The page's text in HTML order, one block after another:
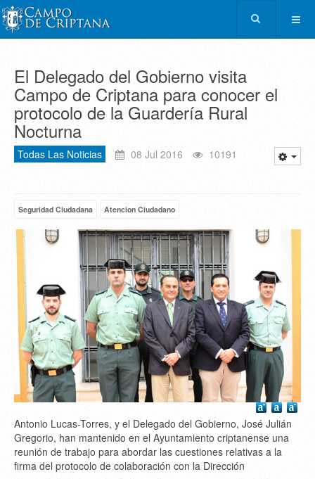
El Delegado del Gobierno visita
Campo de Criptana para conocer el
protocolo de la Guardería Rural
Nocturna
Todas Las Noticias 08 Jul 2016 10191
Seguridad Ciudadana Atencion Ciudadano
Antonio Lucas-Torres, y el Delegado del Gobierno, José Julián
Gregorio, han mantenido en el Ayuntamiento criptanense una
reunión de trabajo para abordar las cuestiones relativas a la
firma del protocolo de colaboración con la Dirección